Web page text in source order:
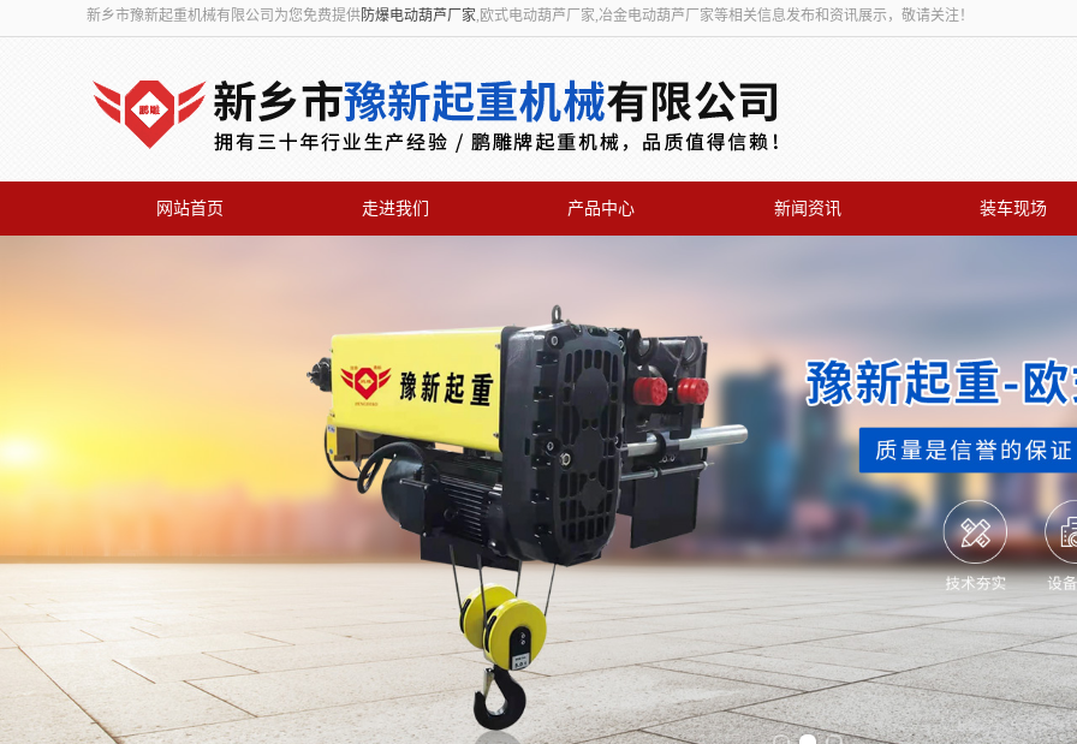
新乡市豫新起重机械有限公司为您免费提供防爆电动葫芦厂家,欧式电动葫芦厂家,冶金电动葫芦厂家等相关信息发布和资讯展示，敬请关注！
网站首页 走进我们 产品中心 新闻资讯 装车现场